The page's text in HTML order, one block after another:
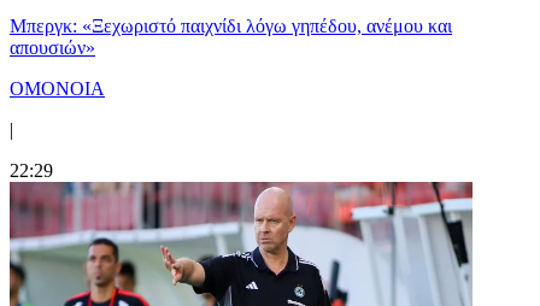
Μπεργκ: «Ξεχωριστό παιχνίδι λόγω γηπέδου, ανέμου και
απουσιών»
ΟΜΟΝΟΙΑ
|
22:29